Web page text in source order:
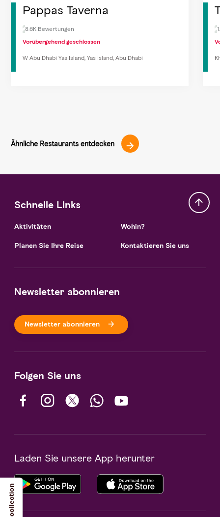
Pappas Taverna
8.6K Bewertungen
Vorübergehend geschlossen
W Abu Dhabi Yas Island, Yas Island, Abu Dhabi
Ähnliche Restaurants entdecken
Schnelle Links
Aktivitäten
Planen Sie Ihre Reise
Wohin?
Kontaktieren Sie uns
Newsletter abonnieren
Newsletter abonnieren
Folgen Sie uns
Laden Sie unsere App herunter